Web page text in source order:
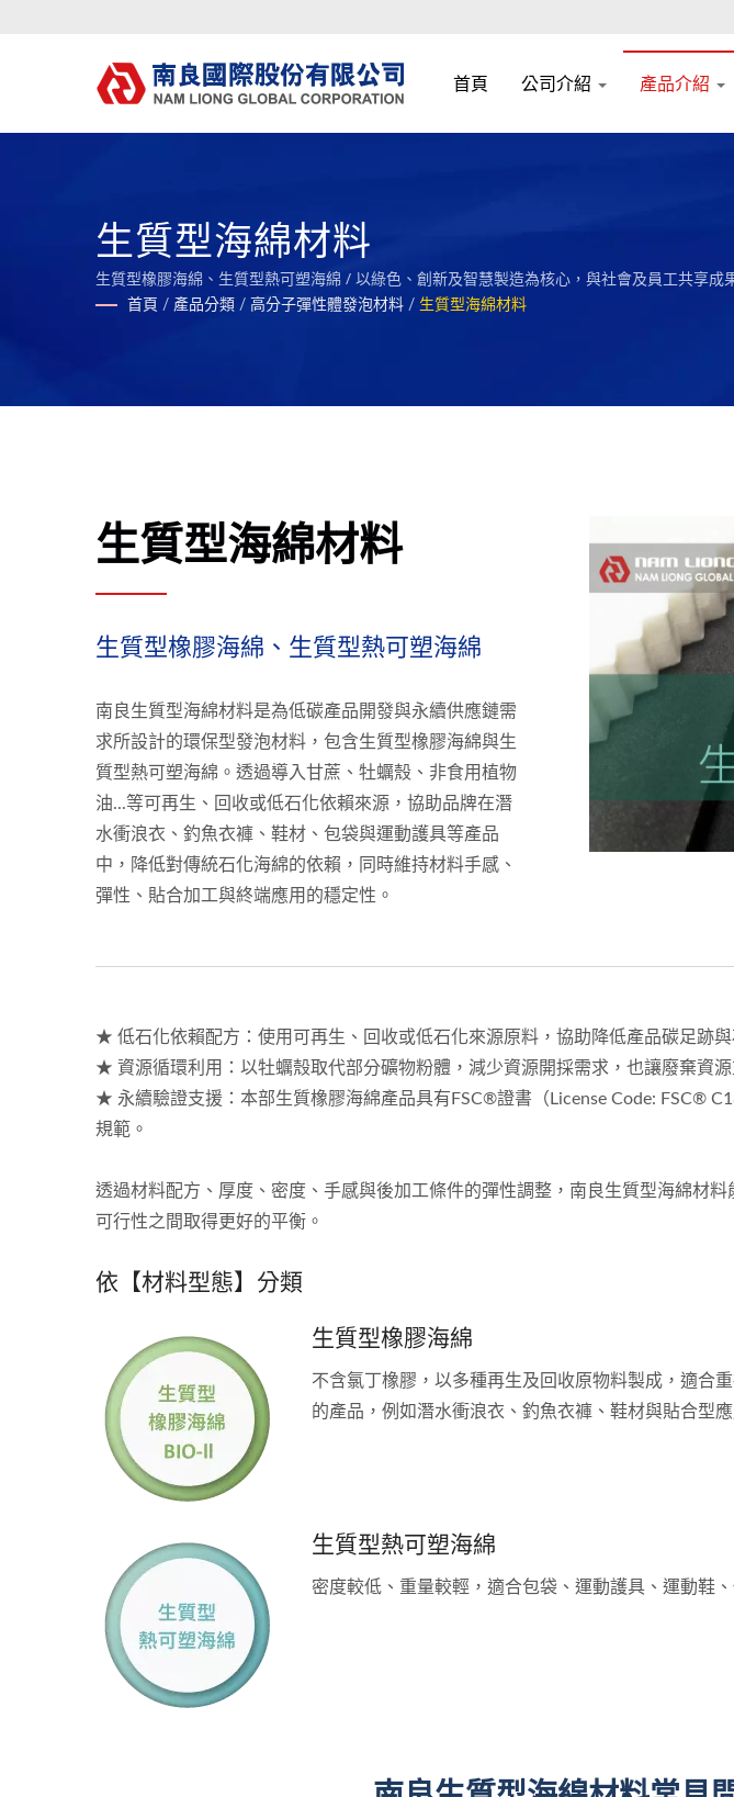
首頁 公司介紹 產品介紹
生質型海綿材料
生質型橡膠海綿、生質型熱可塑海綿 / 以綠色、創新及智慧製造為核心，與社會及員工共享成
首頁 / 產品分類 / 高分子彈性體發泡材料 / 生質型海綿材料
生質型海綿材料
生質型橡膠海綿、生質型熱可塑海綿
南良生質型海綿材料是為低碳產品開發與永續供應鏈需
求所設計的環保型發泡材料，包含生質型橡膠海綿與生
質型熱可塑海綿。透過導入甘蔗、牡蠣殼、非食用植物
油...等可再生、回收或低石化依賴來源，協助品牌在潛
水衝浪衣、釣魚衣褲、鞋材、包袋與運動護具等產品
中，降低對傳統石化海綿的依賴，同時維持材料手感、
彈性、貼合加工與終端應用的穩定性。
★ 低石化依賴配方：使用可再生、回收或低石化來源原料，協助降低產品碳足跡與
★ 資源循環利用：以牡蠣殼取代部分礦物粉體，減少資源開採需求，也讓廢棄資源
★ 永續驗證支援：本部生質橡膠海綿產品具有FSC®證書（License Code: FSC®
規範。
透過材料配方、厚度、密度、手感與後加工條件的彈性調整，南良生質型海綿材
可行性之間取得更好的平衡。
依【材料型態】分類
生質型橡膠海綿
不含氯丁橡膠，以多種再生及回收原物料製成，適合
的產品，例如潛水衝浪衣、釣魚衣褲、鞋材與貼合型應
生質型熱可塑海綿
密度較低、重量較輕，適合包袋、運動護具、運動鞋